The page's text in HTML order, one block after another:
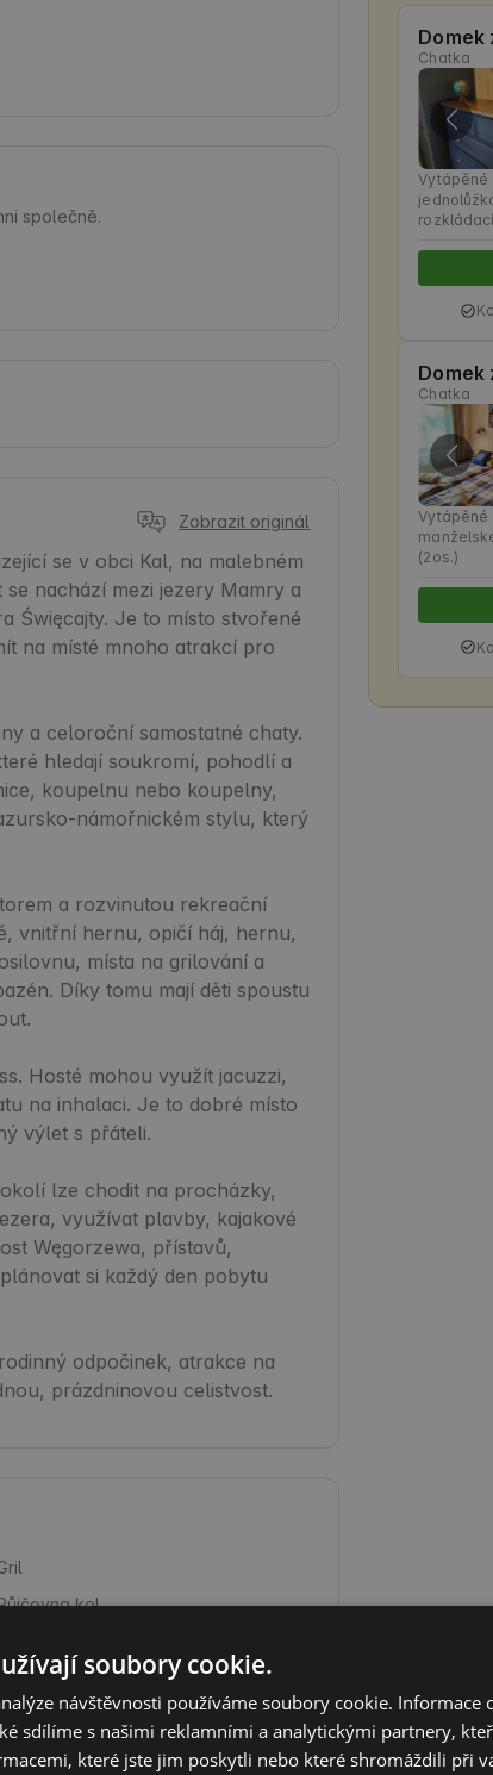
společně.
Zobrazit originál
se v obci Kal, na malebném
nachází mezi jezery Mamry a
Święcajty. Je to místo stvořené
na místě mnoho atrakcí pro
a celoroční samostatné chaty.
hledají soukromí, pohodlí a
koupelnu nebo koupelny,
námořnickém stylu, který
a rozvinutou rekreační
vnitřní hernu, opičí háj, hernu,
místa na grilování a
Díky tomu mají děti spoustu
Hosté mohou využít jacuzzi,
na inhalaci. Je to dobré místo
výlet s přáteli.
lze chodit na procházky,
využívat plavby, kajakové
Węgorzewa, přístavů,
si každý den pobytu
odpočinek, atrakce na
prázdninovou celistvost.
kol
Povlečení
Domek
Chatka
Vytápěné
Domek
Chatka
Vytápěné
(2os.)
soubory cookie.
návštěvnosti používáme soubory cookie. Informace
sdílíme s našimi reklamními a analytickými partnery,
které jste jim poskytli nebo které shromáždili při